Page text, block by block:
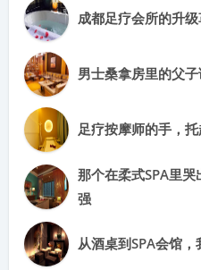
成都足疗会所的升
男士桑拿房里的父
足疗按摩师的手，
那个在柔式SPA里
强
从酒桌到SPA会馆